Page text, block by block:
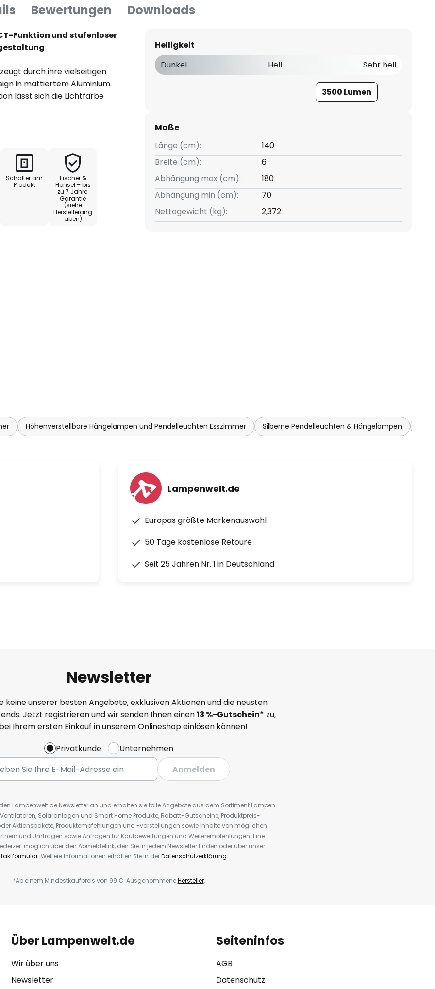
Bewertungen Downloads
Funktion und stufenloser
durch ihre vielseitigen
in mattiertem Aluminium.
lässt sich die Lichtfarbe
universalweiß – und
sorgen für eine
Dimmbarkeit, die
wird, sowie die
den Kabellift. Diese
zu einer optimalen Wahl für
in denen sowohl
Schalter am
Produkt
Fischer &
Honsel – bis
zu 7 Jahre
Garantie
(siehe
Herstellerang
aben)
Helligkeit
Dunkel
Hell Sehr hell
3500 Lumen
Maße
Länge (cm):
140
Breite (cm):
6
Abhängung max (cm):
180
Abhängung min (cm):
70
Nettogewicht (kg):
2,372
Höhenverstellbare Hängelampen und Pendelleuchten Esszimmer Silberne Pendelleuchten & Hängelampen
Lampenwelt.de
Europas größte Markenauswahl
50 Tage kostenlose Retoure
Seit 25 Jahren Nr. 1 in Deutschland
Newsletter
keine unserer besten Angebote, exklusiven Aktionen und die neusten
Jetzt registrieren und wir senden Ihnen einen13 %-Gutschein* zu,
Ihrem ersten Einkauf in unserem Onlineshop einlösen können!
Privatkunde
Unternehmen
Anmelden
Lampenwelt.de Newsletter an und erhalten sie tolle Angebote aus dem Sortiment Lampen
Solaranlagen und Smart Home Produkte, Rabatt-Gutscheine, Produktpreis-
Aktionspakete, Produktempfehlungen und -vorstellungen sowie Inhalte von möglichen
und Umfragen sowie Anfragen für Kaufbewertungen und Weiterempfehlungen. Eine
möglich über den Abmeldelink, den Sie in jedem Newsletter finden oder über unser
. Weitere Informationen erhalten Sie in derDatenschutzerklärung.
*Ab einem Mindestkaufpreis von 99 €. AusgenommeneHersteller.
Über Lampenwelt.de
Wir über uns
Newsletter
Seiteninfos
AGB
Datenschutz